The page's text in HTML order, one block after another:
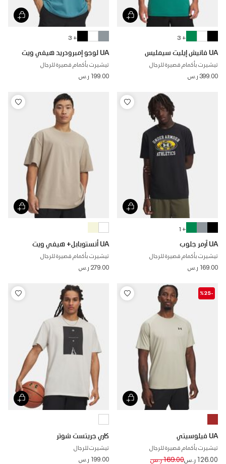
+ 3
UA فانيش إيليت سيمليس
تيشيرت بأكمام قصيرة للرجال
399.00 ر.س
+ 3
UA لوجو إمبرودريد هيفي ويت
تيشيرت بأكمام قصيرة للرجال
199.00 ر.س
+ 1
UA آرمر جلوب
تيشيرت بأكمام قصيرة للرجال
169.00 ر.س
UA أنستوبابل+ هيفي ويت
تيشيرت بأكمام قصيرة للرجال
279.00 ر.س
-%25
UA فيلوسيتي
تيشيرت بأكمام قصيرة للرجال
126.00 ر.س Price reduced from
169.00 ر.س to
كاري جريتست شوتر
تيشيرت للرجال
199.00 ر.س